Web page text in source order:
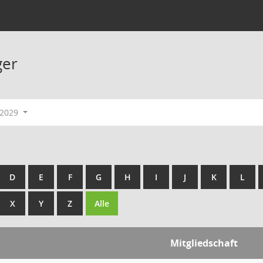
D E F G H I J K L
X Y Z Alle
Mitgliedschaft